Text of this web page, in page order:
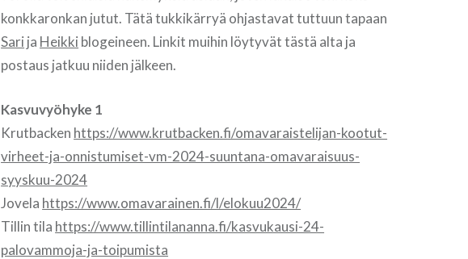
konkkaronkan jutut. Tätä tukkikärryä ohjastavat tuttuun tapaan
Sari ja Heikki blogeineen. Linkit muihin löytyvät tästä alta ja
postaus jatkuu niiden jälkeen.
Kasvuvyöhyke 1
Krutbacken https://www.krutbacken.fi/omavaraistelijan-kootut-
virheet-ja-onnistumiset-vm-2024-suuntana-omavaraisuus-
syyskuu-2024
Jovela https://www.omavarainen.fi/l/elokuu2024/
Tillin tila https://www.tillintilananna.fi/kasvukausi-24-
palovammoja-ja-toipumista